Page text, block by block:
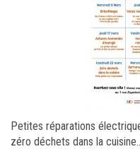
Petites réparations
zéro déchets dans la